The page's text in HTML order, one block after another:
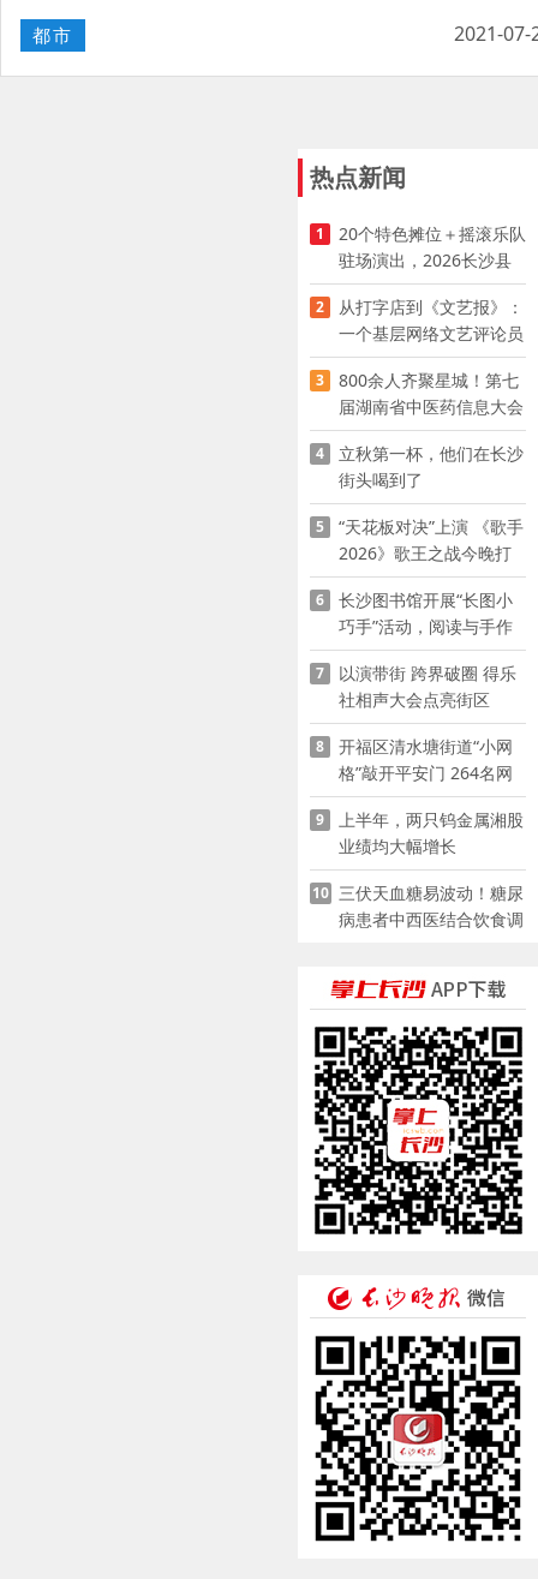
都市 2021-07-
热点新闻
1
20个特色摊位＋摇滚乐队
驻场演出，2026长沙县
夜市嘉年华启幕
2
从打字店到《文艺报》：
一个基层网络文艺评论员
的突围
3
800余人齐聚星城！第七
届湖南省中医药信息大会
开幕，AI正在“读懂”古老
中医
4
立秋第一杯，他们在长沙
街头喝到了
5
“天花板对决”上演 《歌手
2026》歌王之战今晚打
响
6
长沙图书馆开展“长图小
巧手”活动，阅读与手作
赋能少儿暑期成长
7
以演带街 跨界破圈 得乐
社相声大会点亮街区
8
开福区清水塘街道“小网
格”敲开平安门 264名网
格员扫楼“错峰问安”
9
上半年，两只钨金属湘股
业绩均大幅增长
10 三伏天血糖易波动！糖尿
病患者中西医结合饮食调